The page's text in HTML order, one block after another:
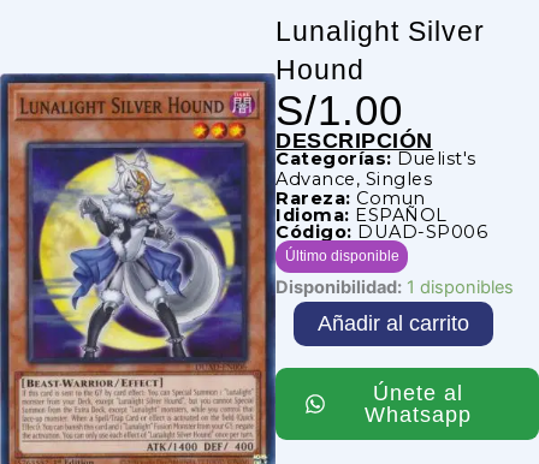
Lunalight Silver
Hound
S/1.00
DESCRIPCIÓN
Categorías: Duelist's
Advance, Singles
Rareza: Comun
Idioma: ESPAÑOL
Código: DUAD-SP006
Último disponible
Disponibilidad: 1 disponibles
Lunalight
Silver
HoundAñadir al carrito
Únete al
Whatsapp